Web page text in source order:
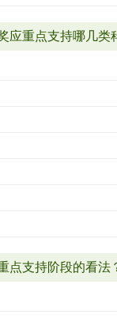
应重点支持哪几类
点支持阶段的看法